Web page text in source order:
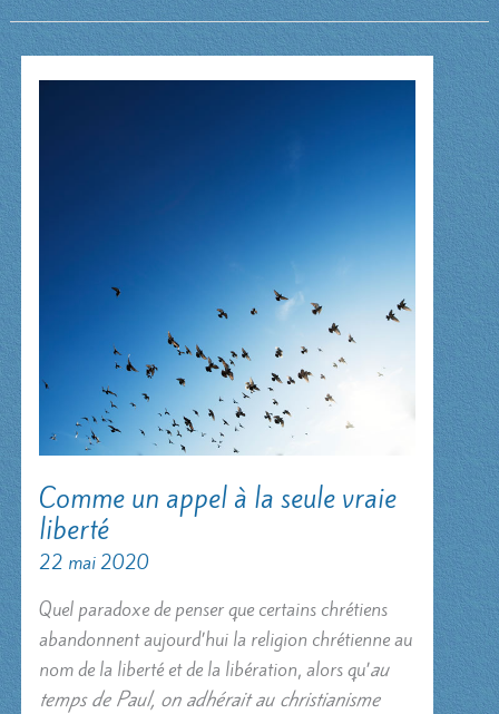
du
repos
Comme un appel à la seule vraie
liberté
22 mai 2020
Quel paradoxe de penser que certains chrétiens
abandonnent aujourd’hui la religion chrétienne au
nom de la liberté et de la libération, alors qu’au
temps de Paul, on adhérait au christianisme